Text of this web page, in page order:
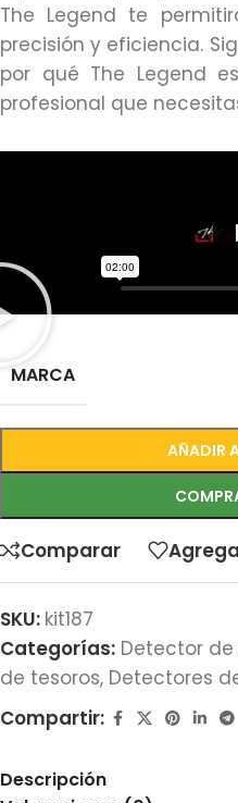
The Legend te
precisión y eficiencia.
por qué The Legend
profesional que
MARCA
AÑADIR
Comparar
SKU: kit187
Categorías: Detector de
de tesoros, Detectores
Compartir:
Descripción